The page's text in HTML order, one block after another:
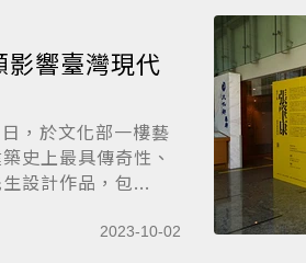
響臺灣現代
，於文化部一樓藝
史上最具傳奇性、
設計作品，包...
2023-10-02